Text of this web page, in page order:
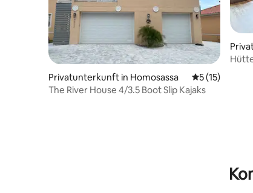
Privatunterkunft in Homosassa
5 (15)
The River House 4/3.5 Boot Slip Kajaks